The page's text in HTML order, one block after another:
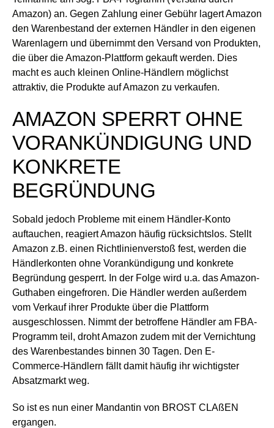
Amazon) an. Gegen Zahlung einer Gebühr lagert Amazon
den Warenbestand der externen Händler in den eigenen
Warenlagern und übernimmt den Versand von Produkten,
die über die Amazon-Plattform gekauft werden. Dies
macht es auch kleinen Online-Händlern möglichst
attraktiv, die Produkte auf Amazon zu verkaufen.
AMAZON SPERRT OHNE
VORANKÜNDIGUNG UND
KONKRETE
BEGRÜNDUNG
Sobald jedoch Probleme mit einem Händler-Konto
auftauchen, reagiert Amazon häufig rücksichtslos. Stellt
Amazon z.B. einen Richtlinienverstoß fest, werden die
Händlerkonten ohne Vorankündigung und konkrete
Begründung gesperrt. In der Folge wird u.a. das Amazon-
Guthaben eingefroren. Die Händler werden außerdem
vom Verkauf ihrer Produkte über die Plattform
ausgeschlossen. Nimmt der betroffene Händler am FBA-
Programm teil, droht Amazon zudem mit der Vernichtung
des Warenbestandes binnen 30 Tagen. Den E-
Commerce-Händlern fällt damit häufig ihr wichtigster
Absatzmarkt weg.
So ist es nun einer Mandantin von BROST CLAßEN
ergangen.